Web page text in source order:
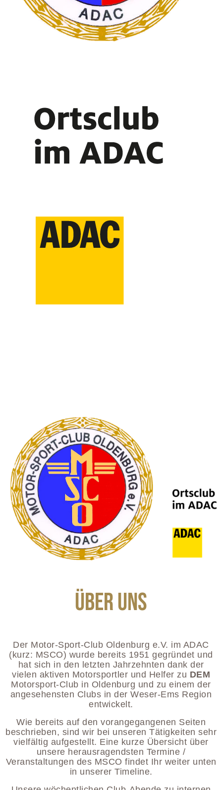
Über uns
Der Motor-Sport-Club Oldenburg e.V. im ADAC
(kurz: MSCO) wurde bereits 1951 gegründet und
hat sich in den letzten Jahrzehnten dank der
vielen aktiven Motorsportler und Helfer zu DEM
Motorsport-Club in Oldenburg und zu einem der
angesehensten Clubs in der Weser-Ems Region
entwickelt.
Wie bereits auf den vorangegangenen Seiten
beschrieben, sind wir bei unseren Tätigkeiten sehr
vielfältig aufgestellt. Eine kurze Übersicht über
unsere herausragendsten Termine /
Veranstaltungen des MSCO findet Ihr weiter unten
in unserer Timeline.